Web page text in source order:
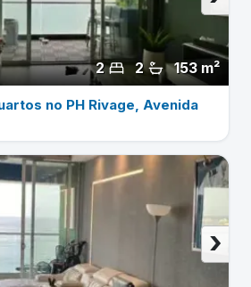
153 m²
2
2
no PH Rivage, Avenida
›